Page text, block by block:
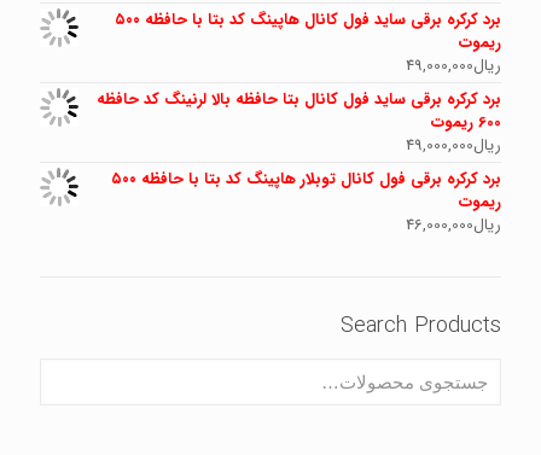
برد کرکره برقی ساید فول کانال هاپینگ کد بتا با حافظه ۵۰۰
ریموت
ریال49,000,000
برد کرکره برقی ساید فول کانال بتا حافظه بالا لرنینگ کد حافظه
600 ریموت
ریال49,000,000
برد کرکره برقی فول کانال توبلار هاپینگ کد بتا با حافظه ۵۰۰
ریموت
ریال46,000,000
Search Products